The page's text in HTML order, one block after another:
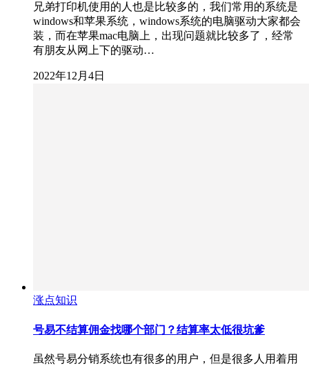
兄弟打印机使用的人也是比较多的，我们常用的系统是
windows和苹果系统，windows系统的电脑驱动大家都会
装，而在苹果mac电脑上，出现问题就比较多了，经常
有朋友从网上下的驱动…
2022年12月4日
涨点知识
号易不结算佣金找哪个部门？结算率太低很坑爹
虽然号易分销系统也有很多的用户，但是很多人用着用